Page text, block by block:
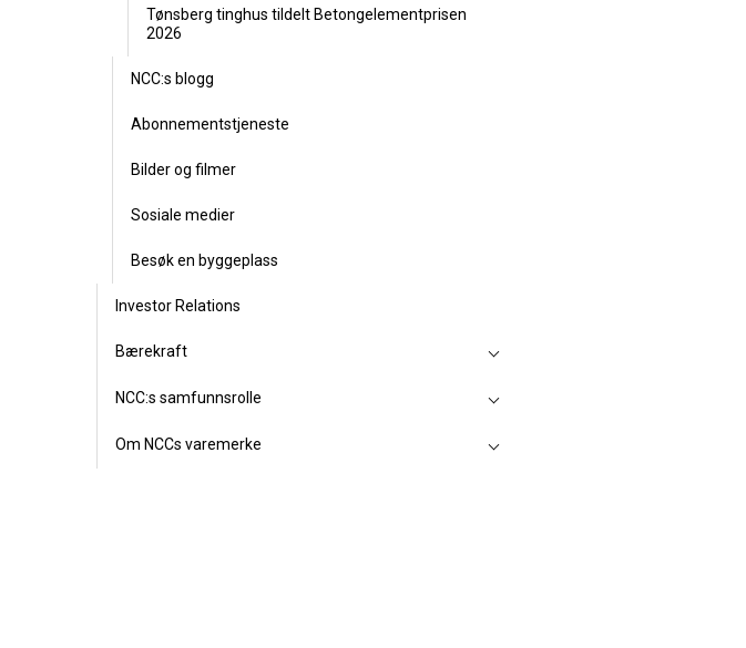
Tønsberg tinghus tildelt Betongelementprisen
2026
NCC:s blogg
Abonnementstjeneste
Bilder og filmer
Sosiale medier
Besøk en byggeplass
Investor Relations
Bærekraft
NCC:s samfunnsrolle
Om NCCs varemerke